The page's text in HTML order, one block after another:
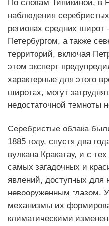
По словам Типикиной, в
наблюдения
регионах средних
Петербургом, а также
территорий, включая
этом эксперт
характерные для этого
широтах, могут
недостаточной темноты
Серебристые облака
1885 году, спустя два
вулкана Кракатау, и с
самых загадочных и
явлений, доступных для
невооруженным глазом.
механизмы их
климатическими